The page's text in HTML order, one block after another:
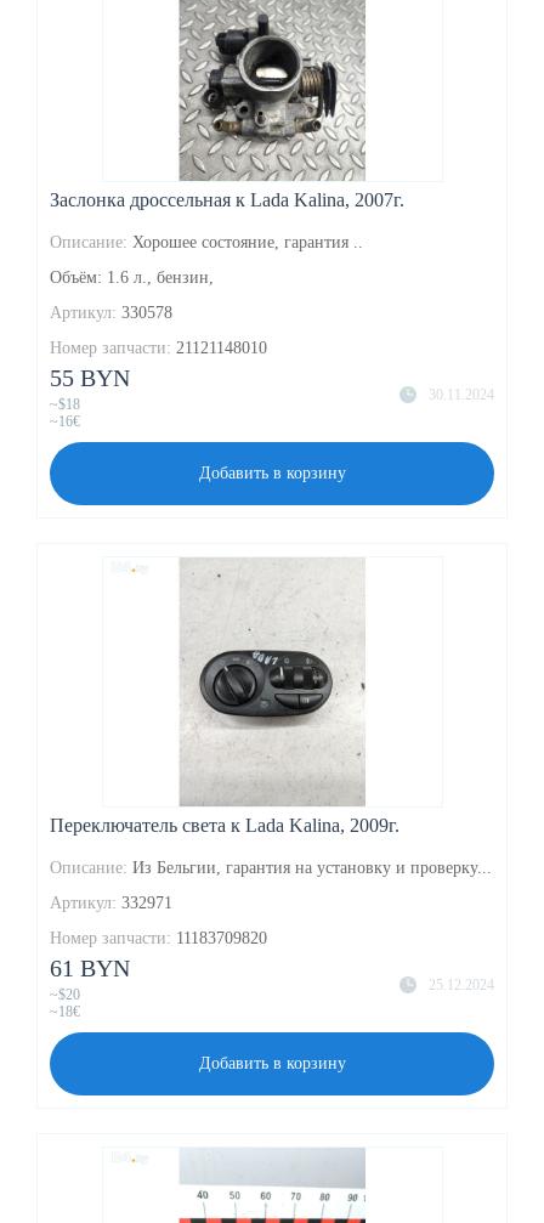
Заслонка дроссельная к Lada Kalina, 2007г.
Описание: Хорошее состояние, гарантия ..
Объём: 1.6 л., бензин,
Артикул: 330578
Номер запчасти: 21121148010
30.11.2024
55 BYN
~$18
~16€
Добавить в корзину
Переключатель света к Lada Kalina, 2009г.
Описание: Из Бельгии, гарантия на установку и проверку...
Артикул: 332971
Номер запчасти: 11183709820
25.12.2024
61 BYN
~$20
~18€
Добавить в корзину